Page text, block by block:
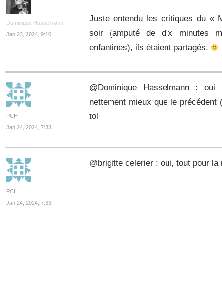
Dominique Hasselmann
Jan 23, 2024, 9:10
Juste entendu les critiques du «
soir (amputé de dix minutes
enfantines), ils étaient partagés.
PCH
Jan 24, 2024, 7:33
@Dominique Hasselmann :
nettement mieux que le
toi
PCH
Jan 24, 2024, 7:33
@brigitte celerier : oui, tout pour